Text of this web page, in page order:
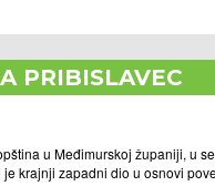
PRIBISLAVEC
u Međimurskoj županiji, u
krajnji zapadni dio u osnovi